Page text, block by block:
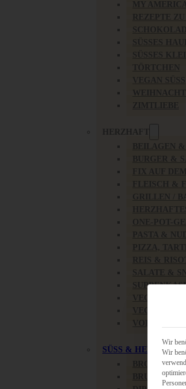
HERZHAFT
SALATE &
SÜSS & HERZHAFT
BRUNCH &
Wir
Wir